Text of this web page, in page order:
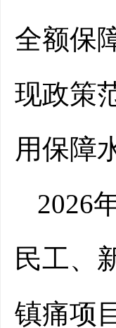
全额保
现政策
用保障
2026
民工、
镇痛项